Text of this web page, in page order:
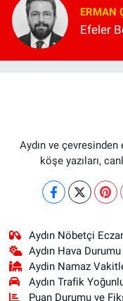
ERMAN
Efeler
Aydın ve çevresinden
köşe yazıları,
Aydın Nöbetçi
Aydın Hava Durumu
Aydin Namaz
Aydın Trafik
Puan Durumu ve